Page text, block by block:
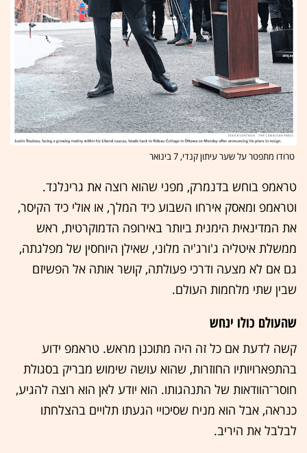
טרודו מתפטר על שער עיתון קנדי, 7 בינואר
טראמפ בוחש בדנמרק, מפני שהוא רוצה את גרינלנד.
וטראמפ ומאסק אירחו השבוע כיד המלך, או אולי כיד הקיסר,
את המדינאית הימנית ביותר באירופה הדמוקרטית, ראש
ממשלת איטליה ג'ורג'יה מלוני, שאילן היוחסין של מפלגתה,
גם אם לא מצעה ודרכי פעולתה, קושר אותה אל הפשיזם
שבין שתי מלחמות העולם.
שהעולם כולו ינחש
קשה לדעת אם כל זה היה מתוכנן מראש. טראמפ ידוע
בהתפארויותיו החוזרות, שהוא עושה שימוש מבריק בסגולת
חוסר־הוודאות של התנהגותו. הוא יודע לאן הוא רוצה להגיע,
כנראה, אבל הוא מניח שסיכויי הגעתו תלויים בהצלחתו
לבלבל את היריב.